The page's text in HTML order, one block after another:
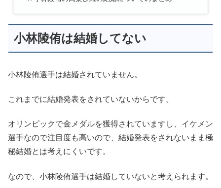
小林陵侑は結婚してない
小林陵侑選手は結婚されていません。
これまでに結婚発表をされていないからです。
オリンピックで金メダルを獲得されていますし、イケメン
選手なので注目度も高いので、結婚発表をされないまま極
秘結婚とは考えにくいです。
なので、小林陵侑選手は結婚していないと考えられます。